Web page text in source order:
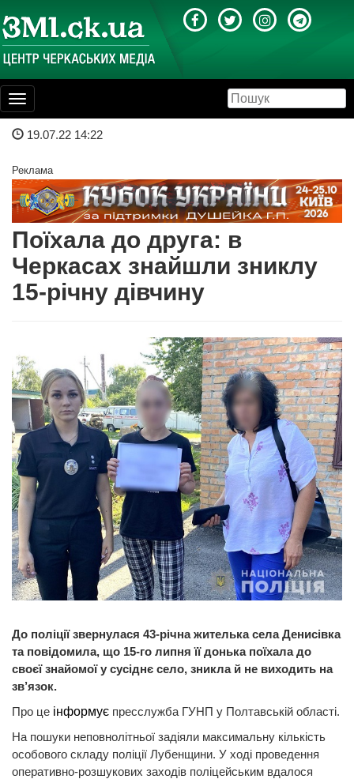
Toggle
navigation
19.07.22 14:22
Реклама
Поїхала до друга: в
Черкасах знайшли зниклу
15-річну дівчину
До поліції звернулася 43-річна жителька села Денисівка
та повідомила, що 15-го липня її донька поїхала до
своєї знайомої у сусіднє село, зникла й не виходить на
зв’язок.
Про це інформує пресслужба ГУНП у Полтавській області.
На пошуки неповнолітньої задіяли максимальну кількість
особового складу поліції Лубенщини. У ході проведення
оперативно-розшукових заходів поліцейським вдалося